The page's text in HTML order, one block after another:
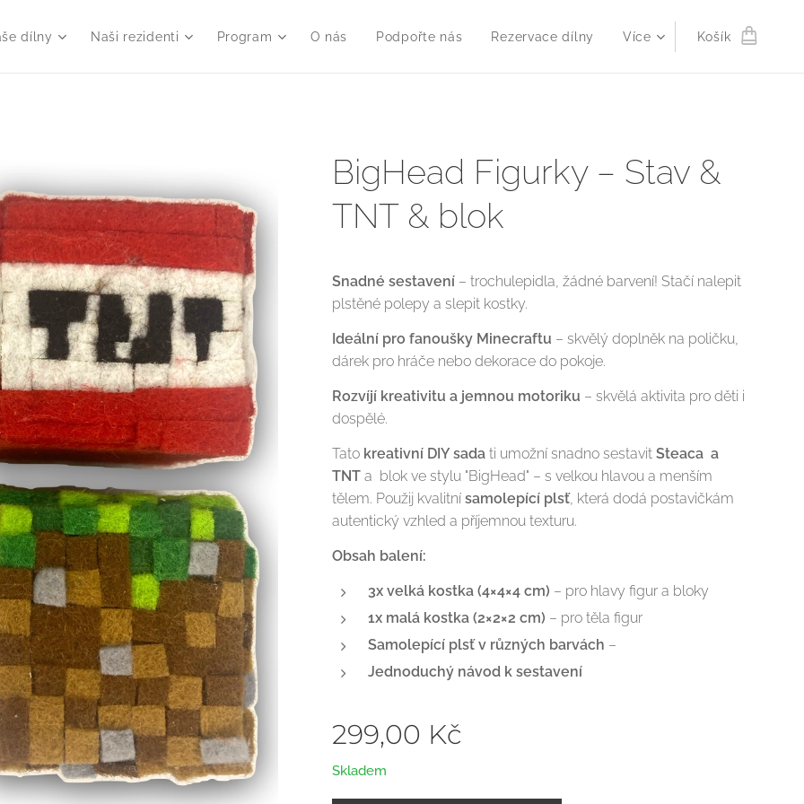
dílny Naši rezidenti Program O nás Podpořte nás Rezervace dílny Více Košík
BigHead Figurky – Stav &
TNT & blok
Snadné sestavení – trochulepidla, žádné barvení! Stačí nalepit
plstěné polepy a slepit kostky.
Ideální pro fanoušky Minecraftu – skvělý doplněk na poličku,
dárek pro hráče nebo dekorace do pokoje.
Rozvíjí kreativitu a jemnou motoriku – skvělá aktivita pro děti i
dospělé.
Tato kreativní DIY sada ti umožní snadno sestavitSteaca a
TNT a blok ve stylu "BigHead" – s velkou hlavou a menším
tělem. Použij kvalitnísamolepící plsť, která dodá postavičkám
autentický vzhled a příjemnou texturu.
Obsah balení:
3x velká kostka (4×4×4 cm) – pro hlavy figur a bloky
1x malá kostka (2×2×2 cm) – pro těla figur
Samolepící plsť v různých barvách –
Jednoduchý návod k sestavení
299,00 Kč
Skladem